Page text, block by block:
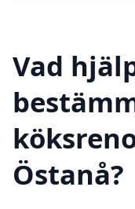
Vad
Östanå?